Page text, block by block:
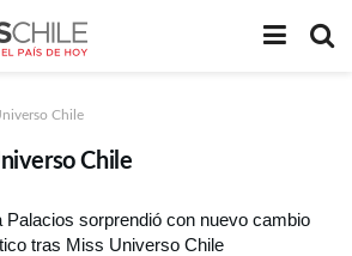
Chile
Chile
Palacios sorprendió con nuevo cambio
tras Miss Universo Chile